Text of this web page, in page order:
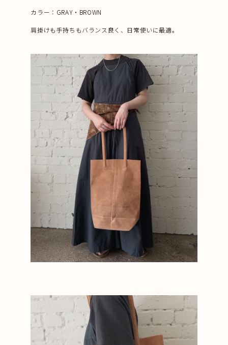
カラー：GRAY・BROWN
肩掛けも手持ちもバランス良く、日常使いに最適。